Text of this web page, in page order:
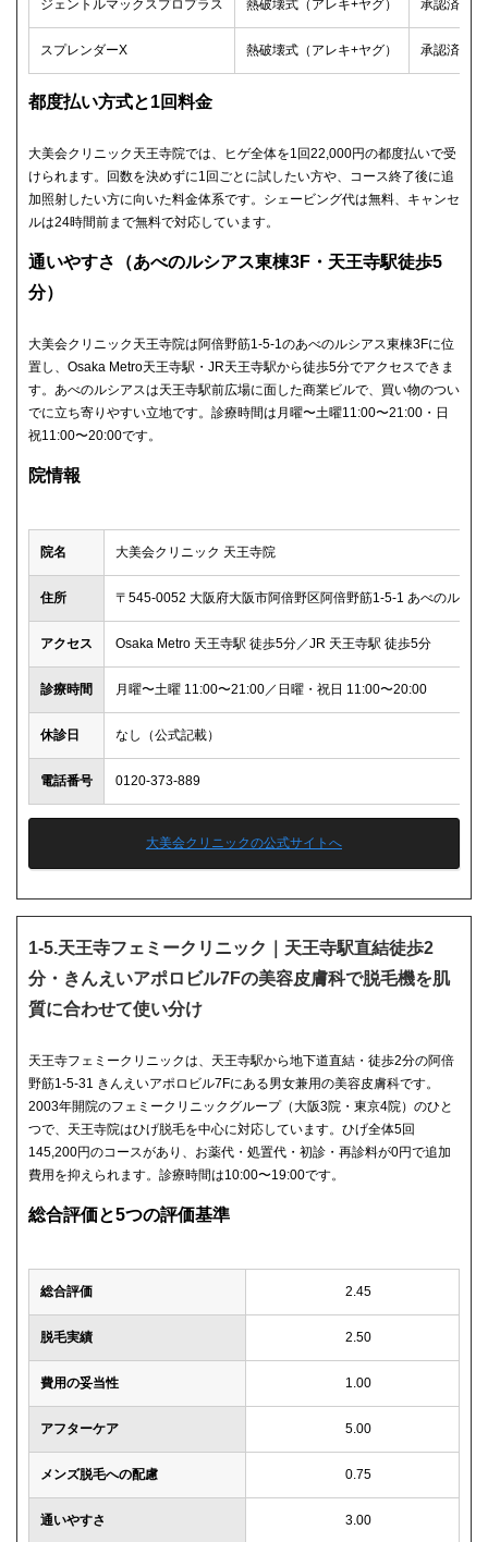
ジェントルマックスプロプラス 熱破壊式（アレキ+ヤグ） 承認済み
スプレンダーX 熱破壊式（アレキ+ヤグ） 承認済み
都度払い方式と1回料金
大美会クリニック天王寺院では、ヒゲ全体を1回22,000円の都度払いで受
けられます。回数を決めずに1回ごとに試したい方や、コース終了後に追
加照射したい方に向いた料金体系です。シェービング代は無料、キャンセ
ルは24時間前まで無料で対応しています。
通いやすさ（あべのルシアス東棟3F・天王寺駅徒歩5
分）
大美会クリニック天王寺院は阿倍野筋1-5-1のあべのルシアス東棟3Fに位
置し、Osaka Metro天王寺駅・JR天王寺駅から徒歩5分でアクセスできま
す。あべのルシアスは天王寺駅前広場に面した商業ビルで、買い物のつい
でに立ち寄りやすい立地です。診療時間は月曜〜土曜11:00〜21:00・日
祝11:00〜20:00です。
院情報
院名 大美会クリニック 天王寺院
住所 〒545-0052 大阪府大阪市阿倍野区阿倍野筋1-5-1 あべのルシ
アクセス Osaka Metro 天王寺駅 徒歩5分／JR 天王寺駅 徒歩5分
診療時間 月曜〜土曜 11:00〜21:00／日曜・祝日 11:00〜20:00
休診日 なし（公式記載）
電話番号 0120-373-889
大美会クリニックの公式サイトへ
1-5.天王寺フェミークリニック｜天王寺駅直結徒歩2
分・きんえいアポロビル7Fの美容皮膚科で脱毛機を肌
質に合わせて使い分け
天王寺フェミークリニックは、天王寺駅から地下道直結・徒歩2分の阿倍
野筋1-5-31 きんえいアポロビル7Fにある男女兼用の美容皮膚科です。
2003年開院のフェミークリニックグループ（大阪3院・東京4院）のひと
つで、天王寺院はひげ脱毛を中心に対応しています。ひげ全体5回
145,200円のコースがあり、お薬代・処置代・初診・再診料が0円で追加
費用を抑えられます。診療時間は10:00〜19:00です。
総合評価と5つの評価基準
総合評価 2.45
脱毛実績 2.50
費用の妥当性 1.00
アフターケア 5.00
メンズ脱毛への配慮 0.75
通いやすさ 3.00